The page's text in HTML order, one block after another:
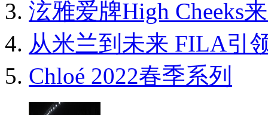
泫雅爱牌High Cheeks
从米兰到未来 FILA引
Chloé 2022春季系列